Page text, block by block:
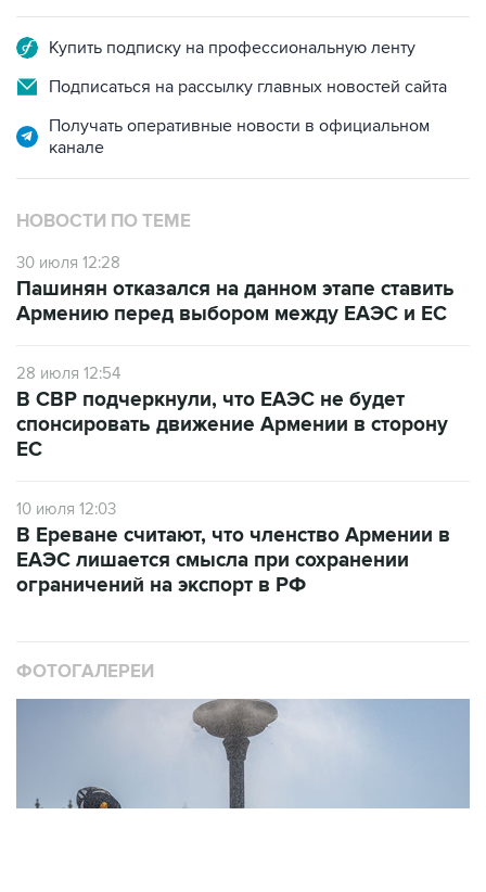
Купить подписку на профессиональную ленту
Подписаться на рассылку главных новостей сайта
Получать оперативные новости в официальном
канале
НОВОСТИ ПО ТЕМЕ
30 июля 12:28
Пашинян отказался на данном этапе ставить
Армению перед выбором между ЕАЭС и ЕС
28 июля 12:54
В СВР подчеркнули, что ЕАЭС не будет
спонсировать движение Армении в сторону
ЕС
10 июля 12:03
В Ереване считают, что членство Армении в
ЕАЭС лишается смысла при сохранении
ограничений на экспорт в РФ
ФОТОГАЛЕРЕИ